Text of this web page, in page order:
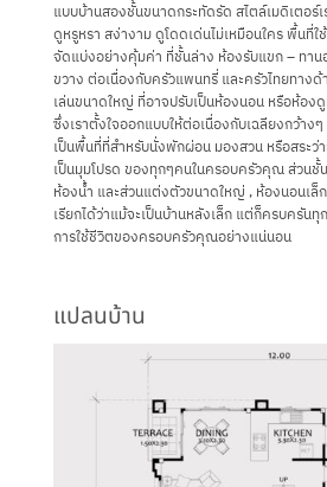
แบบบ้านสองชั้นขนาดกระทัดรัด สไตล์เมดิเตอร์เ
ดูหรูหรา สง่างาม ดูโดดเด่นไม่เหมือนใคร พื้นที่ใ
จัดแบ่งอย่างคุ้มค่า ที่ชั้นล่าง ห้องรับแขก – ทาน
ขวาง ต่อเนื่องกับครัวแพนทรี่ และครัวไทยทาง
เล่นขนาดใหญ่ ที่อาจปรับเป็นห้องนอน หรือห้อ
ซึ่งเราตั้งใจออกแบบให้ต่อเนื่องกับเฉลียงกว้า
เป็นพื้นที่ที่สำหรับนั่งพักผ่อน มองสวน หรือสระว่
เป็นมุมโปรด ของทุกๆคนในครอบครัวคุณ ส่วน
ห้องน้ำ และส่วนแต่งตัวขนาดใหญ่ , ห้องนอนเล็
เรียกได้ว่าแม้จะเป็นบ้านหลังเล็ก แต่ก็ครบครัน
การใช้ชีวิตของครอบครัวคุณอย่างแน่นอน
แปลนบ้าน